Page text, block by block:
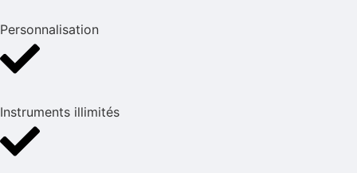
Personnalisation
Instruments illimités